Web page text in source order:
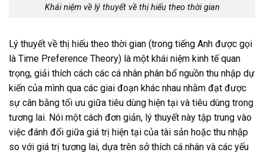
Khái niệm về lý thuyết về thị hiếu theo thời gian
Lý thuyết về thị hiếu theo thời gian (trong tiếng Anh được gọi
là Time Preference Theory) là một khái niệm kinh tế quan
trọng, giải thích cách các cá nhân phân bổ nguồn thu nhập dự
kiến của mình qua các giai đoạn khác nhau nhằm đạt được
sự cân bằng tối ưu giữa tiêu dùng hiện tại và tiêu dùng trong
tương lai. Nói một cách đơn giản, lý thuyết này tập trung vào
việc đánh đổi giữa giá trị hiện tại của tài sản hoặc thu nhập
so với giá trị tương lai, dựa trên sở thích cá nhân và các yếu